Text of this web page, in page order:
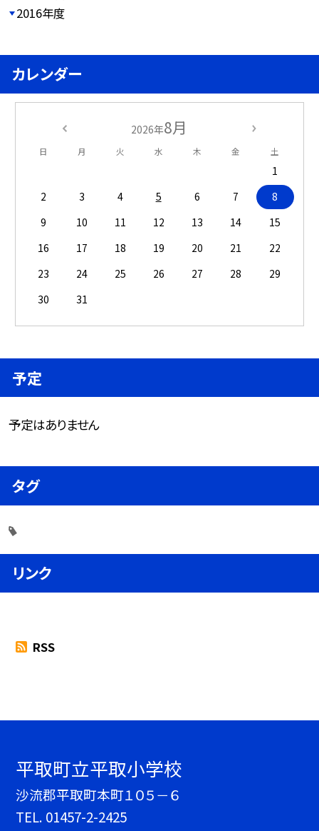
2016年度
カレンダー
2026年8月
日 月 火 水 木 金 土
1
2
3 4 5 6 7
8
9
10 11 12 13 14
15
16
17 18 19 20 21
22
23
24 25 26 27 28
29
30
31
予定
予定はありません
タグ
リンク
RSS
平取町立平取小学校
沙流郡平取町本町１０５－６
TEL. 01457-2-2425